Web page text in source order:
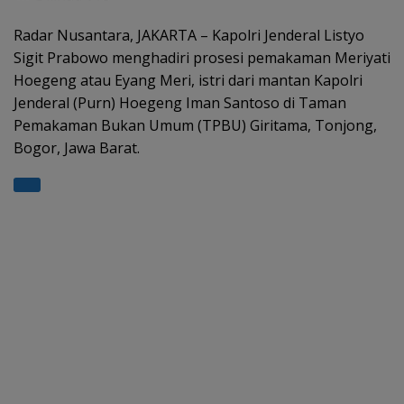
at
s
A
p
p
e
gr
a
m
b
o
o
k
er e
Radar Nusantara, JAKARTA – Kapolri Jenderal Listyo
Sigit Prabowo menghadiri prosesi pemakaman Meriyati
Hoegeng atau Eyang Meri, istri dari mantan Kapolri
Jenderal (Purn) Hoegeng Iman Santoso di Taman
Pemakaman Bukan Umum (TPBU) Giritama, Tonjong,
Bogor, Jawa Barat.